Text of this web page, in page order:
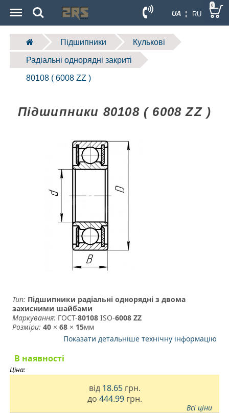
UA ¦ RU
Search 0
Підшипники Кулькові
Радіальні однорядні закриті
80108 ( 6008 ZZ )
Підшипники 80108 ( 6008 ZZ )
Тип: Підшипники радіальні однорядні з двома
захисними шайбами
Маркування: ГОСТ-80108 ­ ISO-6008 ZZ
Розміри: 40 ×68 × 15мм
Показати детальніше технічну інформацію
В наявності
Ціна:
від 18.65 грн.
до 444.99 грн.
Всі ціни